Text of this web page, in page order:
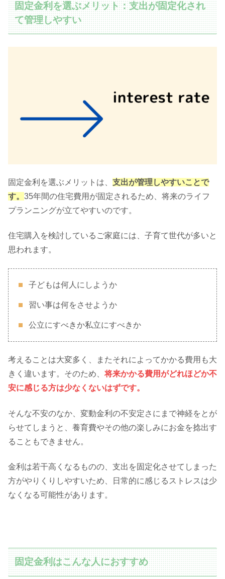
固定金利を選ぶメリット：支出が固定化され
て管理しやすい
固定金利を選ぶメリットは、 支出が管理しやすいことで
す。 35年間の住宅費用が固定されるため、将来のライフ
プランニングが立てやすいのです。
住宅購入を検討しているご家庭には、子育て世代が多いと
思われます。
子どもは何人にしようか
習い事は何をさせようか
公立にすべきか私立にすべきか
考えることは大変多く、またそれによってかかる費用も大
きく違います。そのため、将来かかる費用がどれほどか不
安に感じる方は少なくないはずです。
そんな不安のなか、変動金利の不安定さにまで神経をとが
らせてしまうと、養育費やその他の楽しみにお金を捻出す
ることもできません。
金利は若干高くなるものの、支出を固定化させてしまった
方がやりくりしやすいため、日常的に感じるストレスは少
なくなる可能性があります。
固定金利はこんな人におすすめ